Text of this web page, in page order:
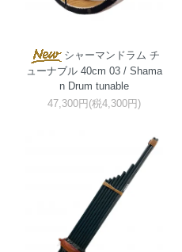
シャーマンドラム チ
ューナブル 40cm 03 / Shama
n Drum tunable
47,300円(税4,300円)